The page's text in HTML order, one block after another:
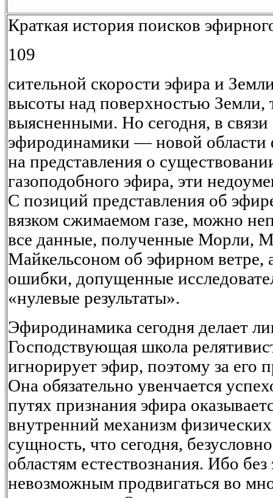
Краткая история поисков
109
сительной скорости эфира и
высоты над поверхностью Земли,
выясненными. Но сегодня, в связи
эфиродинамики — новой
на представления о
газоподобного эфира, эти
С позиций представления об
вязком сжимаемом газе, можно
все данные, полученные Морли,
Майкельсоном об эфирном ветре,
ошибки, допущенные
«нулевые результаты».
Эфиродинамика сегодня делает
Господствующая школа
игнорирует эфир, поэтому за его
Она обязательно увенчается
путях признания эфира
внутренний механизм
сущность, что сегодня,
областям естествознания. Ибо без
невозможным продвигаться во